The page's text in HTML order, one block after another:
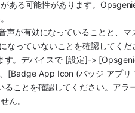
ある可能性があります。
声が有効になっていることと、マ
なっていないことを確認してくだ
す。デバイスで [設定]->
[Badge App Icon (バッジ アプリ
ことを確認してください。アラ
ん。